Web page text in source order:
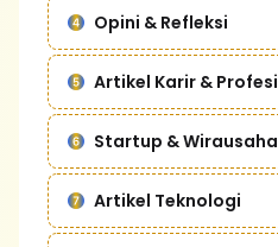
Opini & Refleksi
Artikel Karir & Profesi
Startup & Wirausaha
Artikel Teknologi